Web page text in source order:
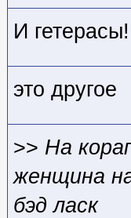
И гетерасы!
это другое
>> На
женщина
бэд ласк